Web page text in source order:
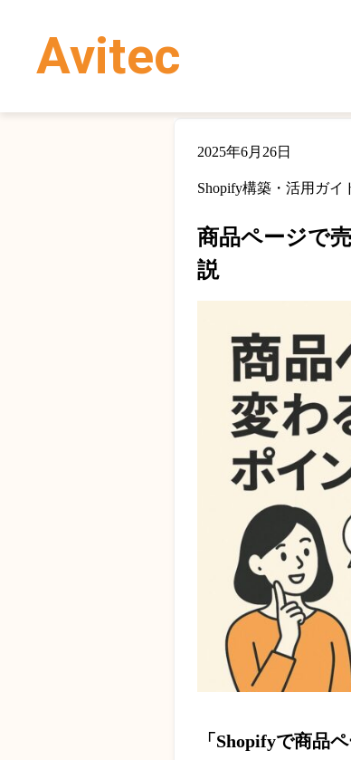
Avitec
2025年6月26日
Shopify構築・活用ガイ
商品ページで
説
「Shopifyで商品